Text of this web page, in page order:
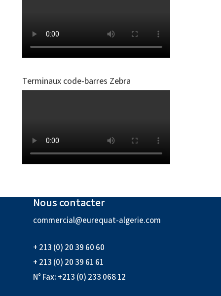
Terminaux code-barres Zebra
Nous contacter
commercial@eurequat-algerie.com
+ 213 (0) 20 39 60 60
+ 213 (0) 20 39 61 61
N° Fax: +213 (0) 233 068 12